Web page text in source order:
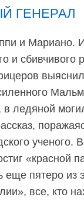
ГЕНЕРАЛ
и Мариано.
и сбивчивого
в ледяной
ученого.
«красной
еще пятеро из
все, кто